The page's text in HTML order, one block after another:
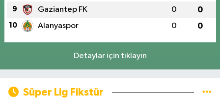
9 Gaziantep FK 0 0
10 Alanyaspor 0 0
Detaylar için tıklayın
Süper Lig Fikstür